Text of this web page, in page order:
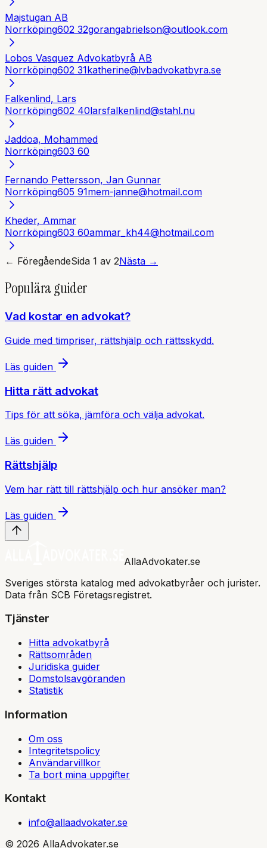
Majstugan AB
Norrköping602 32gorangabrielson@outlook.com
Lobos Vasquez Advokatbyrå AB
Norrköping602 31katherine@lvbadvokatbyra.se
Falkenlind, Lars
Norrköping602 40larsfalkenlind@stahl.nu
Jaddoa, Mohammed
Norrköping603 60
Fernando Pettersson, Jan Gunnar
Norrköping605 91mem-janne@hotmail.com
Kheder, Ammar
Norrköping603 60ammar_kh44@hotmail.com
← FöregåendeSida 1 av 2Nästa →
Populära guider
Vad kostar en advokat?
Guide med timpriser, rättshjälp och rättsskydd.
Läs guiden
Hitta rätt advokat
Tips för att söka, jämföra och välja advokat.
Läs guiden
Rättshjälp
Vem har rätt till rättshjälp och hur ansöker man?
Läs guiden
AllaAdvokater.se
Sveriges största katalog med advokatbyråer och jurister.
Data från SCB Företagsregistret.
Tjänster
Hitta advokatbyrå
Rättsområden
Juridiska guider
Domstolsavgöranden
Statistik
Information
Om oss
Integritetspolicy
Användarvillkor
Ta bort mina uppgifter
Kontakt
info@allaadvokater.se
© 2026 AllaAdvokater.se